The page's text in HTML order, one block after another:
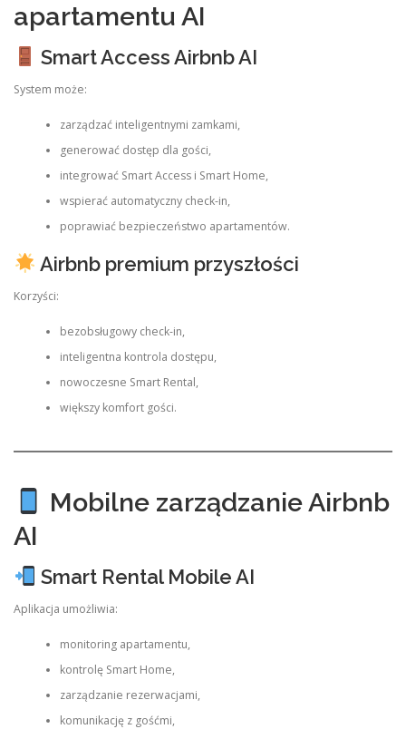
apartamentu AI
Smart Access Airbnb AI
System może:
zarządzać inteligentnymi zamkami,
generować dostęp dla gości,
integrować Smart Access i Smart Home,
wspierać automatyczny check-in,
poprawiać bezpieczeństwo apartamentów.
Airbnb premium przyszłości
Korzyści:
bezobsługowy check-in,
inteligentna kontrola dostępu,
nowoczesne Smart Rental,
większy komfort gości.
Mobilne zarządzanie Airbnb
AI
Smart Rental Mobile AI
Aplikacja umożliwia:
monitoring apartamentu,
kontrolę Smart Home,
zarządzanie rezerwacjami,
komunikację z gośćmi,